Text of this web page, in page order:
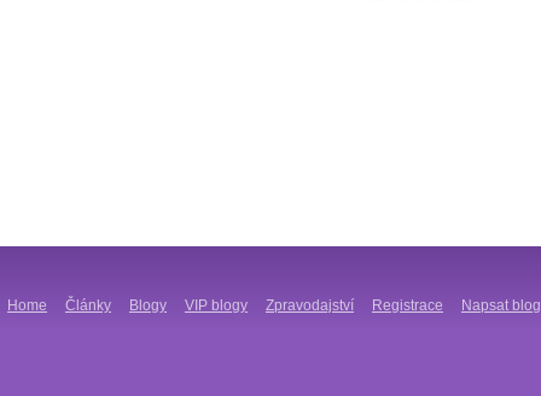
Home Články Blogy VIP blogy Zpravodajství Registrace Napsat blog